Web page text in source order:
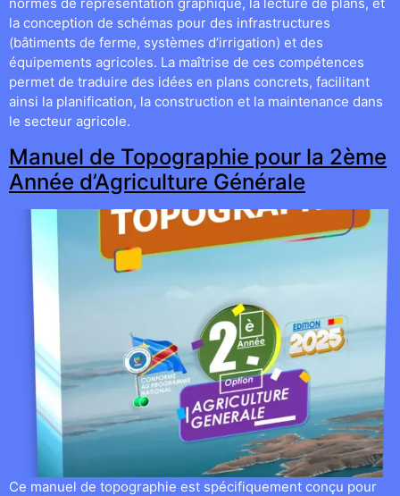
normes de représentation graphique, la lecture de plans, et
la conception de schémas pour des infrastructures
(bâtiments de ferme, systèmes d’irrigation) et des
équipements agricoles. La maîtrise de ces compétences
permet de traduire des idées en plans concrets, facilitant
ainsi la planification, la construction et la maintenance dans
le secteur agricole.
Manuel de Topographie pour la 2ème
Année d’Agriculture Générale
Ce manuel de topographie est spécifiquement conçu pour